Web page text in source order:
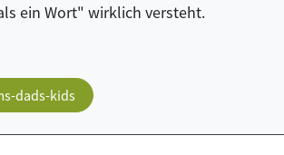
ein Wort" wirklich versteht.
dads-kids